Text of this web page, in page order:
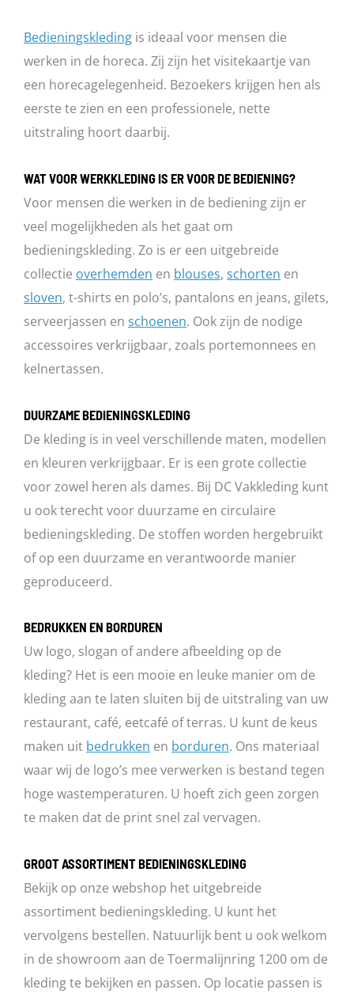
worden
op
de
productpagina
Bedieningskleding is ideaal voor mensen die
werken in de horeca. Zij zijn het visitekaartje van
een horecagelegenheid. Bezoekers krijgen hen als
eerste te zien en een professionele, nette
uitstraling hoort daarbij.
WAT VOOR WERKKLEDING IS ER VOOR DE BEDIENING?
Voor mensen die werken in de bediening zijn er
veel mogelijkheden als het gaat om
bedieningskleding. Zo is er een uitgebreide
collectie overhemden en blouses, schorten en
sloven, t-shirts en polo’s, pantalons en jeans, gilets,
serveerjassen en schoenen. Ook zijn de nodige
accessoires verkrijgbaar, zoals portemonnees en
kelnertassen.
DUURZAME BEDIENINGSKLEDING
De kleding is in veel verschillende maten, modellen
en kleuren verkrijgbaar. Er is een grote collectie
voor zowel heren als dames. Bij DC Vakkleding kunt
u ook terecht voor duurzame en circulaire
bedieningskleding. De stoffen worden hergebruikt
of op een duurzame en verantwoorde manier
geproduceerd.
BEDRUKKEN EN BORDUREN
Uw logo, slogan of andere afbeelding op de
kleding? Het is een mooie en leuke manier om de
kleding aan te laten sluiten bij de uitstraling van uw
restaurant, café, eetcafé of terras. U kunt de keus
maken uit bedrukken en borduren. Ons materiaal
waar wij de logo’s mee verwerken is bestand tegen
hoge wastemperaturen. U hoeft zich geen zorgen
te maken dat de print snel zal vervagen.
GROOT ASSORTIMENT BEDIENINGSKLEDING
Bekijk op onze webshop het uitgebreide
assortiment bedieningskleding. U kunt het
vervolgens bestellen. Natuurlijk bent u ook welkom
in de showroom aan de Toermalijnring 1200 om de
kleding te bekijken en passen. Op locatie passen is